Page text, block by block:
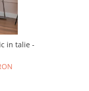
in talie -